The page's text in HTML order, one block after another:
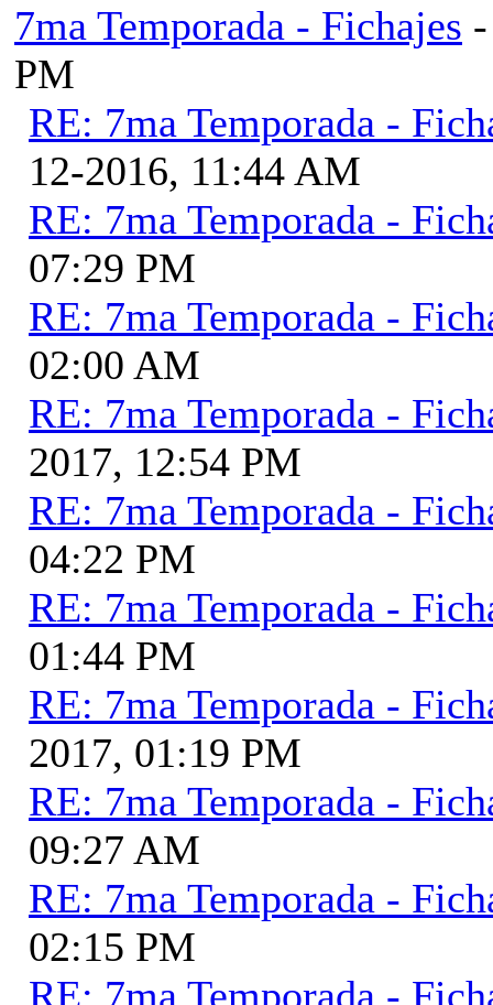
7ma Temporada - Fichajes
PM
RE: 7ma Temporada -
12-2016, 11:44 AM
RE: 7ma Temporada -
07:29 PM
RE: 7ma Temporada -
02:00 AM
RE: 7ma Temporada -
2017, 12:54 PM
RE: 7ma Temporada -
04:22 PM
RE: 7ma Temporada -
01:44 PM
RE: 7ma Temporada -
2017, 01:19 PM
RE: 7ma Temporada -
09:27 AM
RE: 7ma Temporada -
02:15 PM
RE: 7ma Temporada -